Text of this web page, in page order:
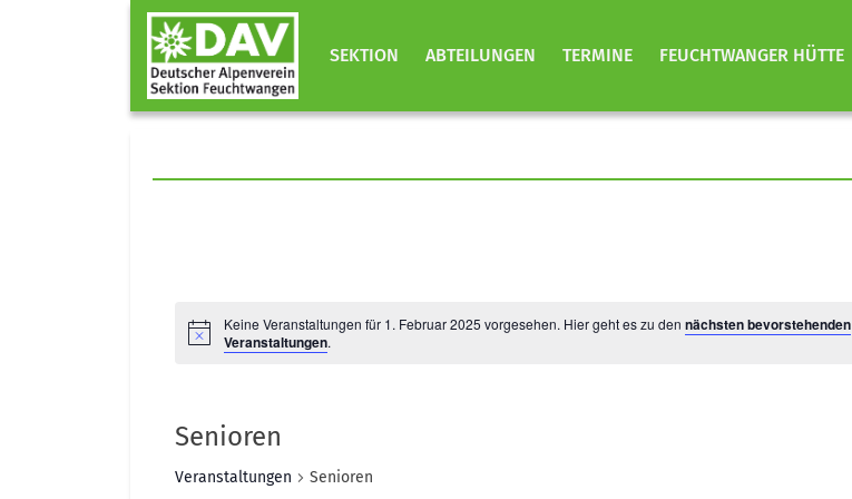
SEKTION ABTEILUNGEN TERMINE FEUCHTWANGER HÜTTE
Keine Veranstaltungen für 1. Februar 2025 vorgesehen. Hier geht es zu den nächsten bevorstehenden
Veranstaltungen.
Senioren
Veranstaltungen Senioren